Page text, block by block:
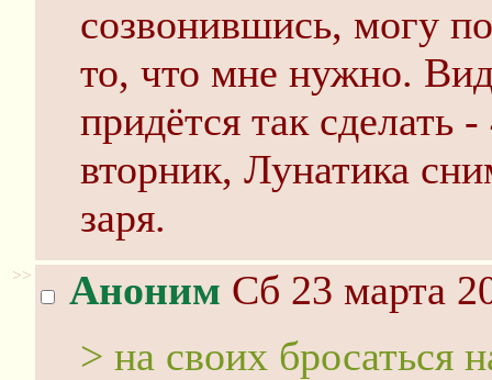
созвонившись, могу
то, что мне нужно.
придётся так сделать
вторник, Лунатика
заря.
>> Аноним Сб 23 марта
> на своих бросаться